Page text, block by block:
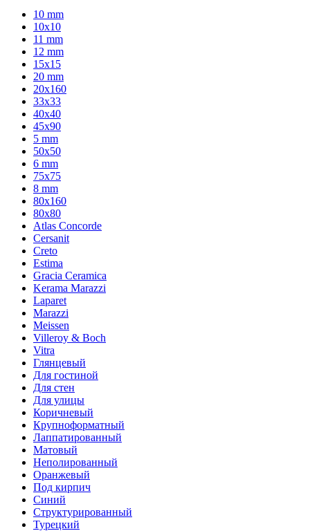
10 mm
10x10
11 mm
12 mm
15x15
20 mm
20х160
33x33
40х40
45x90
5 mm
50x50
6 mm
75х75
8 mm
80x160
80x80
Atlas Concorde
Cersanit
Creto
Estima
Gracia Ceramica
Kerama Marazzi
Laparet
Marazzi
Meissen
Villeroy & Boch
Vitra
Глянцевый
Для гостиной
Для стен
Для улицы
Коричневый
Крупноформатный
Лаппатированный
Матовый
Неполированный
Оранжевый
Под кирпич
Синий
Структурированный
Турецкий